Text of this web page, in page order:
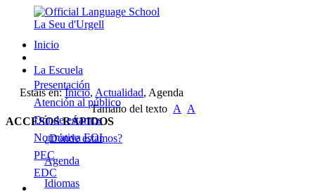
Inicio
La Escuela
Presentación
Atención al público
Dónde estamos
Normativa EOI
PEC
EDC
Estais en:Inicio, Actualidad, Agenda
Tamaño del texto A
A
ACCESOS RÁPIDOS
¿Dónde estamos?
Agenda
Idiomas